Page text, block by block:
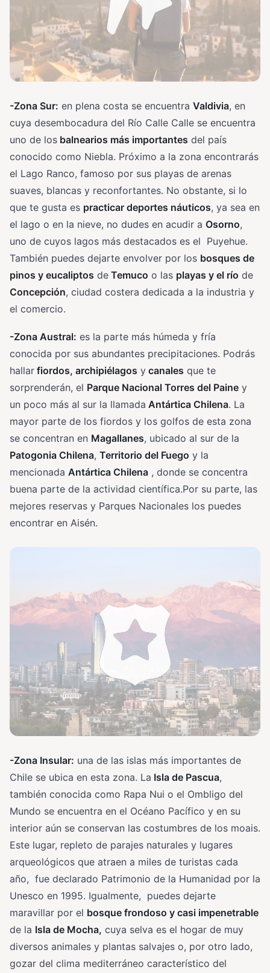
-Zona Sur: en plena costa se encuentra Valdivia, en
cuya desembocadura del Río Calle Calle se encuentra
uno de los balnearios más importantes del país
conocido como Niebla. Próximo a la zona encontrarás
el Lago Ranco, famoso por sus playas de arenas
suaves, blancas y reconfortantes. No obstante, si lo
que te gusta es practicar deportes náuticos, ya sea en
el lago o en la nieve, no dudes en acudir a Osorno,
uno de cuyos lagos más destacados es el Puyehue.
También puedes dejarte envolver por los bosques de
pinos y eucaliptos de Temuco o las playas y el río de
Concepción, ciudad costera dedicada a la industria y
el comercio.
-Zona Austral: es la parte más húmeda y fría
conocida por sus abundantes precipitaciones. Podrás
hallar fiordos, archipiélagos y canales que te
sorprenderán, el Parque Nacional Torres del Paine y
un poco más al sur la llamada Antártica Chilena. La
mayor parte de los fiordos y los golfos de esta zona
se concentran en Magallanes, ubicado al sur de la
Patogonia Chilena, Territorio del Fuego y la
mencionada Antártica Chilena , donde se concentra
buena parte de la actividad científica.Por su parte, las
mejores reservas y Parques Nacionales los puedes
encontrar en Aisén.
-Zona Insular: una de las islas más importantes de
Chile se ubica en esta zona. La Isla de Pascua,
también conocida como Rapa Nui o el Ombligo del
Mundo se encuentra en el Océano Pacífico y en su
interior aún se conservan las costumbres de los moais.
Este lugar, repleto de parajes naturales y lugares
arqueológicos que atraen a miles de turistas cada
año, fue declarado Patrimonio de la Humanidad por la
Unesco en 1995. Igualmente, puedes dejarte
maravillar por el bosque frondoso y casi impenetrable
de la Isla de Mocha, cuya selva es el hogar de muy
diversos animales y plantas salvajes o, por otro lado,
gozar del clima mediterráneo característico del